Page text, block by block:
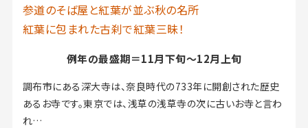
参道のそば屋と紅葉が並ぶ秋の名所
紅葉に包まれた古刹で紅葉三昧！
例年の最盛期＝11月下旬～12月上旬
調布市にある深大寺は、奈良時代の733年に開創された歴史
あるお寺です。東京では、浅草の浅草寺の次に古いお寺と言わ
れ…